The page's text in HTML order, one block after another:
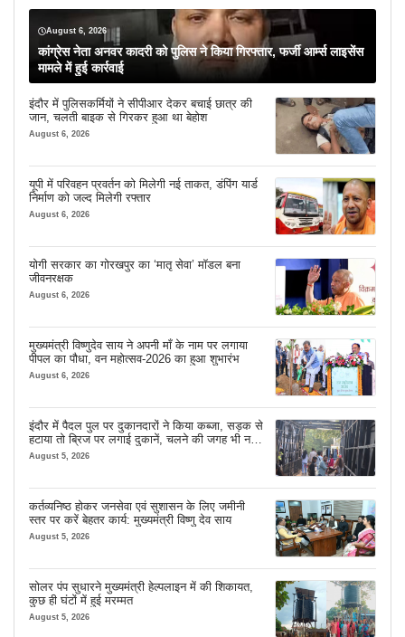
August 6, 2026
कांग्रेस नेता अनवर कादरी को पुलिस ने किया गिरफ्तार, फर्जी आर्म्स लाइसेंस
मामले में हुई कार्रवाई
इंदौर में पुलिसकर्मियों ने सीपीआर देकर बचाई छात्र की
जान, चलती बाइक से गिरकर हुआ था बेहोश
August 6, 2026
यूपी में परिवहन प्रवर्तन को मिलेगी नई ताकत, डंपिंग यार्ड
निर्माण को जल्द मिलेगी रफ्तार
August 6, 2026
योगी सरकार का गोरखपुर का ‘मातृ सेवा’ मॉडल बना
जीवनरक्षक
August 6, 2026
मुख्यमंत्री विष्णुदेव साय ने अपनी माँ के नाम पर लगाया
पीपल का पौधा, वन महोत्सव-2026 का हुआ शुभारंभ
August 6, 2026
इंदौर में पैदल पुल पर दुकानदारों ने किया कब्जा, सड़क से
हटाया तो ब्रिज पर लगाई दुकानें, चलने की जगह भी नहीं
मिल रही
August 5, 2026
कर्तव्यनिष्ठ होकर जनसेवा एवं सुशासन के लिए जमीनी
स्तर पर करें बेहतर कार्य: मुख्यमंत्री विष्णु देव साय
August 5, 2026
सोलर पंप सुधारने मुख्यमंत्री हेल्पलाइन में की शिकायत,
कुछ ही घंटों में हुई मरम्मत
August 5, 2026